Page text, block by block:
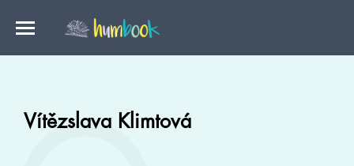
Vítězslava Klimtová